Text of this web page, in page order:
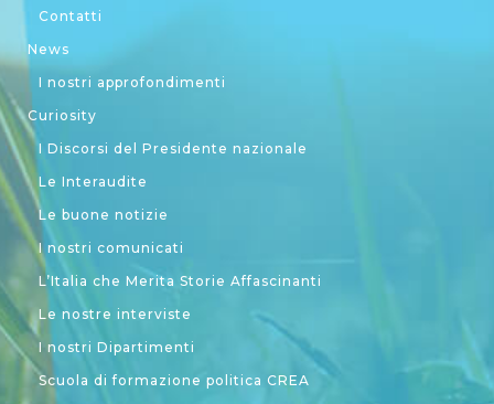
Contatti
News
I nostri approfondimenti
Curiosity
I Discorsi del Presidente nazionale
Le Interaudite
Le buone notizie
I nostri comunicati
L’Italia che Merita Storie Affascinanti
Le nostre interviste
I nostri Dipartimenti
Scuola di formazione politica CREA